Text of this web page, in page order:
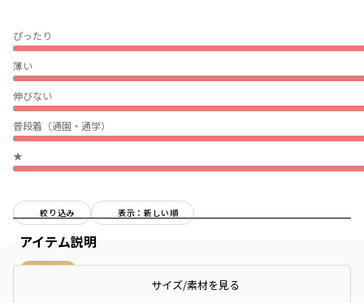
ぴったり
薄い
伸びない
普段着（通園・通学）
★
絞り込み 表示：新しい順
アイテム説明
サイズ/素材を見る